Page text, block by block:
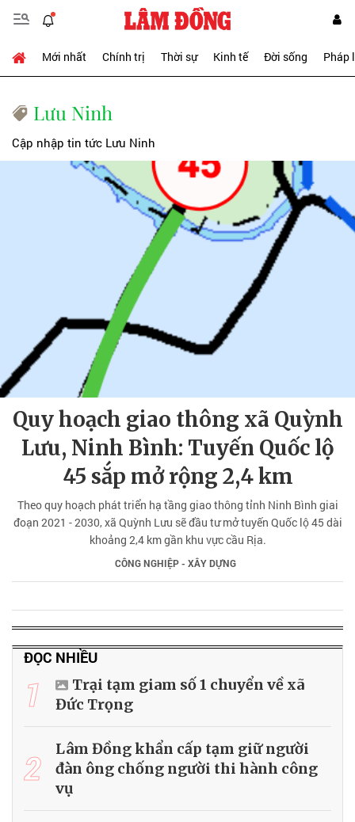
Mới nhất Chính trị Thời sự Kinh tế Đời sống Pháp
Lưu Ninh
Cập nhập tin tức Lưu Ninh
Quy hoạch giao thông xã Quỳnh
Lưu, Ninh Bình: Tuyến Quốc lộ
45 sắp mở rộng 2,4 km
Theo quy hoạch phát triển hạ tầng giao thông tỉnh Ninh Bình giai
đoạn 2021 - 2030, xã Quỳnh Lưu sẽ đầu tư mở tuyến Quốc lộ 45 dài
khoảng 2,4 km gần khu vực cầu Rịa.
CÔNG NGHIỆP - XÂY DỰNG
ĐỌC NHIỀU
1
Trại tạm giam số 1 chuyển về xã
Đức Trọng
2
Lâm Đồng khẩn cấp tạm giữ người
đàn ông chống người thi hành công
vụ